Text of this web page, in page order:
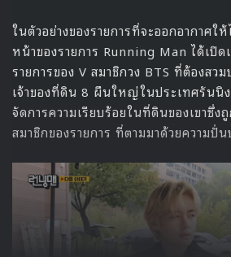
ในตัวอย่างของรายการที่จะออกอากาศใ
หน้าของรายการ Running Man ได้เปิ
รายการของ V สมาชิกวง BTS ที่ต้องสว
เจ้าของที่ดิน 8 ผืนใหญ่ในประเทศรันนิ
จัดการความเรียบร้อยในที่ดินของเขาซึ่ง
สมาชิกของรายการ ที่ตามมาด้วยความปั่